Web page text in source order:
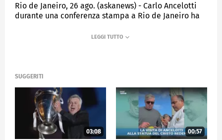
Rio de Janeiro, 26 ago. (askanews) - Carlo Ancelotti
durante una conferenza stampa a Rio de Janeiro ha
squadra che parteciperà alle prossime partite delle
positiva nel girone, che sarà molto, molto
giocherà contro Cile e Bolivia, con l'obiettivo di
"conoscere bene i giocatori". Poi ha annunciato che
"In questa seconda convocazione ci sono giocatori
nuovi, ma che Neymar non c'è, perhcè ha avuto un
piccolo problema la scorsa settimana"
SUGGERITI
03:08 00:57